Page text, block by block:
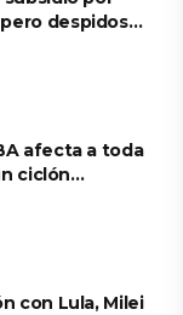
despidos
afecta a toda
ciclón
con Lula, Milei